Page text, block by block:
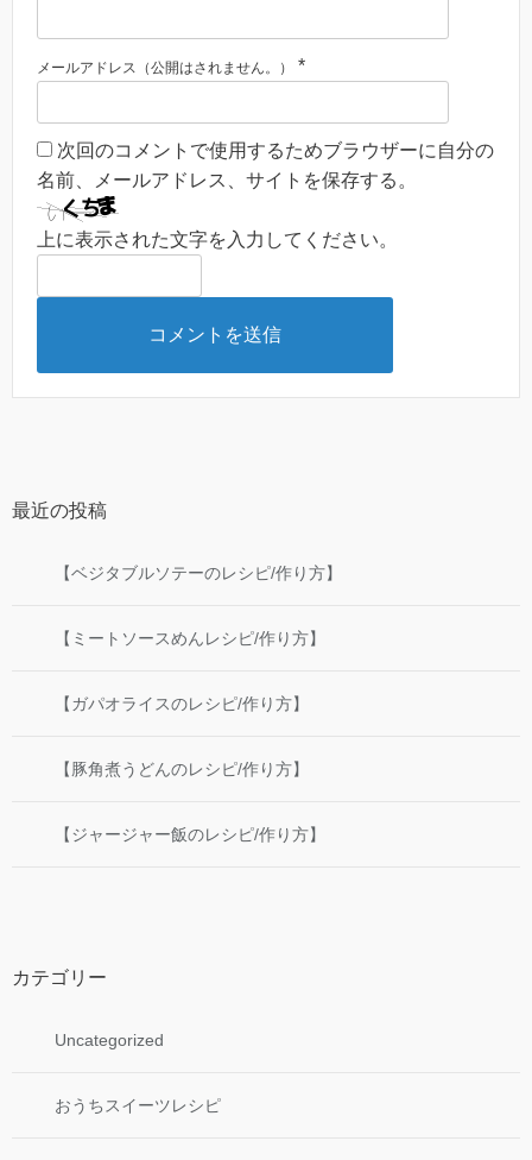
メールアドレス（公開はされません。） *
次回のコメントで使用するためブラウザーに自分の
名前、メールアドレス、サイトを保存する。
上に表示された文字を入力してください。
最近の投稿
【ベジタブルソテーのレシピ/作り方】
【ミートソースめんレシピ/作り方】
【ガパオライスのレシピ/作り方】
【豚角煮うどんのレシピ/作り方】
【ジャージャー飯のレシピ/作り方】
カテゴリー
Uncategorized
おうちスイーツレシピ